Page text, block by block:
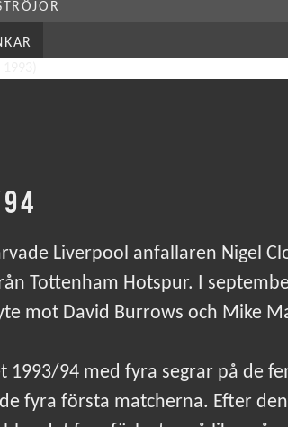
Liverpool anfallaren Nigel
Tottenham Hotspur. I
mot David Burrows och Mike
1993/94 med fyra segrar på de
fyra första matcherna. Efter